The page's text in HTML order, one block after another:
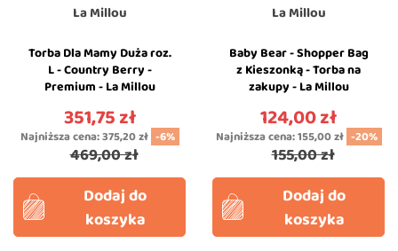
La Millou
Torba Dla Mamy Duża roz.
L - Country Berry -
Premium - La Millou
Cena
351,75 zł
Najniższa cena:375,20 zł -6%
469,00 zł
Dodaj do
koszyka
La Millou
Baby Bear - Shopper Bag
z Kieszonką - Torba na
zakupy - La Millou
Cena
124,00 zł
Najniższa cena:155,00 zł -20%
155,00 zł
Dodaj do
koszyka